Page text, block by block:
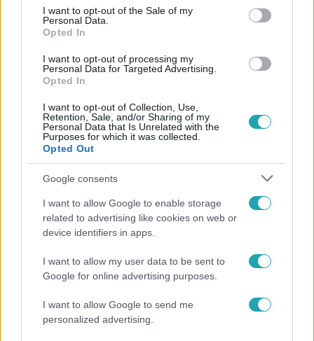
consent section.
I want to opt-out of the Sale of my
Personal Data.
Opted In
I want to opt-out of processing my
Personal Data for Targeted Advertising.
Opted In
I want to opt-out of Collection, Use,
Retention, Sale, and/or Sharing of my
Personal Data that Is Unrelated with the
Purposes for which it was collected.
Opted Out
Google consents
I want to allow Google to enable storage
related to advertising like cookies on web or
device identifiers in apps.
I want to allow my user data to be sent to
Google for online advertising purposes.
I want to allow Google to send me
personalized advertising.
Népszerű
Lannert Judit az RTL-nek: Maradnak a
tankerületek és a Klebelsberg Központ, de
átalakítják őket